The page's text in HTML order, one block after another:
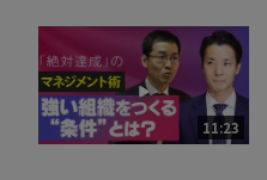
11:23